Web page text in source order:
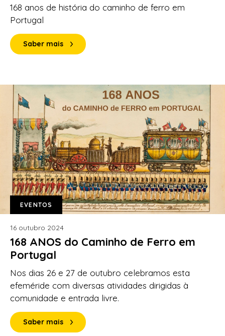
168 anos de história do caminho de ferro em
Portugal
Saber mais
EVENTOS
16 outubro 2024
168 ANOS do Caminho de Ferro em
Portugal
Nos dias 26 e 27 de outubro celebramos esta
efeméride com diversas atividades dirigidas à
comunidade e entrada livre.
Saber mais